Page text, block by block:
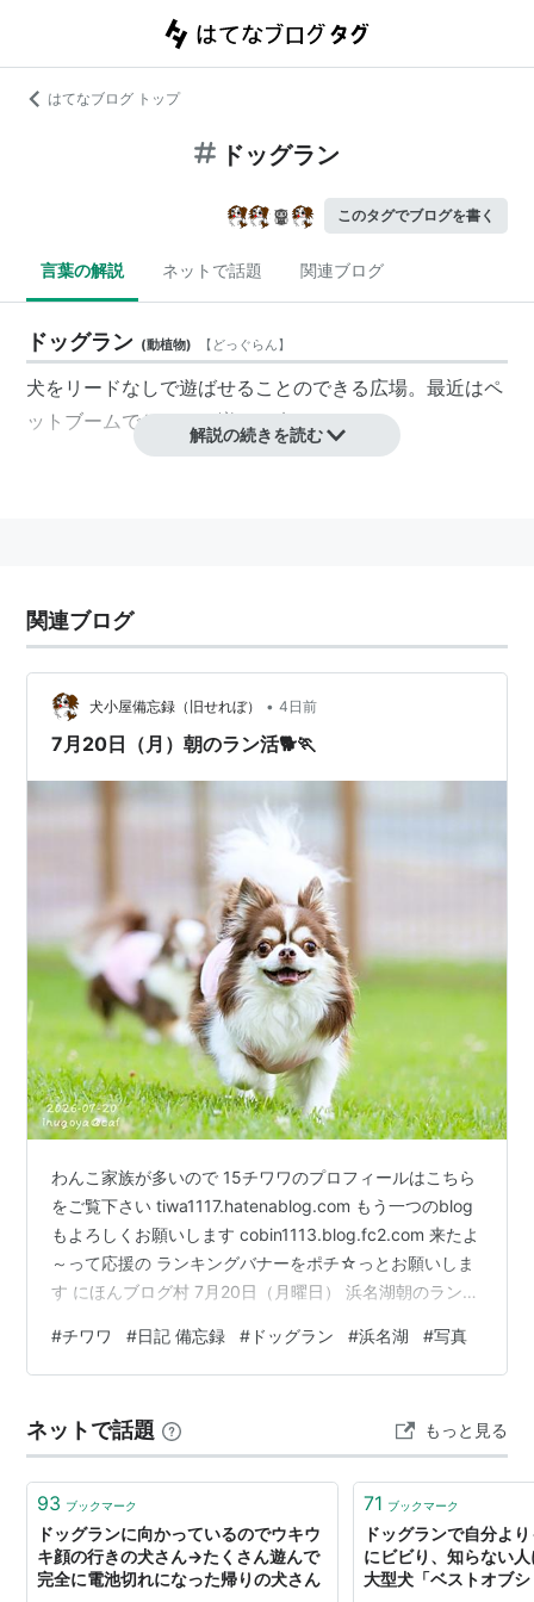
はてなブログ トップ
ドッグラン
このタグでブログを書く
言葉の解説 ネットで話題 関連ブログ
ドッグラン (動植物) 【どっぐらん】
犬をリードなしで遊ばせることのできる広場。最近はペ
ットブームでどんどん増えて来ている。
解説の続きを読む
関連ブログ
犬小屋備忘録（旧せれぼ） • 4日前
7月20日（月）朝のラン活🐕🏃
わんこ家族が多いので 15チワワのプロフィールはこちら
をご覧下さい tiwa1117.hatenablog.com もう一つのblog
もよろしくお願いします cobin1113.blog.fc2.com 来たよ
～って応援の ランキングバナーをポチ☆っとお願いしま
す にほんブログ村 7月20日（月曜日） 浜名湖朝のラン活
ゃんのないしょはテンション爆上がり みごとも楽しそう
🎶 チョコタン組は？？？ 相変わらずのちゃこちゃん ク
ろり💦 コソ泥歩きです😅 ランキングに参加しています
ランキングバ…
#チワワ #日記 備忘録 # ドッグラン #浜名湖 #写真
ネットで話題 もっと見る
93 ブックマーク
ドッグランに向かっているのでウキウ
キ顔の行きの犬さん→たくさん遊んで
完全に電池切れになった帰りの犬さん
71 ブックマーク
ドッグランで自分よ
にビビり、知らない
大型犬「ベストオブ